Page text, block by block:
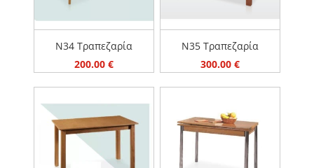
Ν34 Τραπεζαρία
200.00€
Ν35 Τραπεζαρία
300.00 €